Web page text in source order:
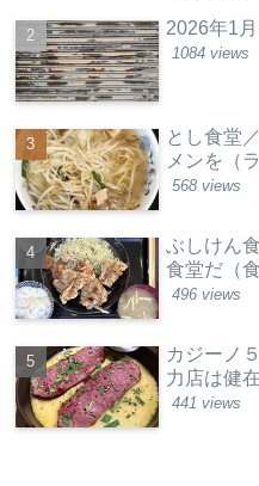
2026年1
1084 views
とし食堂
メンを（
568 views
ぶしけん
食堂だ（
496 views
カジーノ
力店は健
441 views